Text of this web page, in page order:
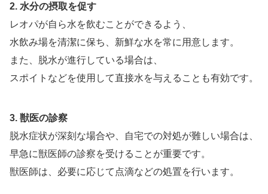
2. 水分の摂取を促す
レオパが自ら水を飲むことができるよう、
水飲み場を清潔に保ち、新鮮な水を常に用意します。
また、脱水が進行している場合は、
スポイトなどを使用して直接水を与えることも有効です。
3. 獣医の診察
脱水症状が深刻な場合や、自宅での対処が難しい場合は、
早急に獣医師の診察を受けることが重要です。
獣医師は、必要に応じて点滴などの処置を行います。